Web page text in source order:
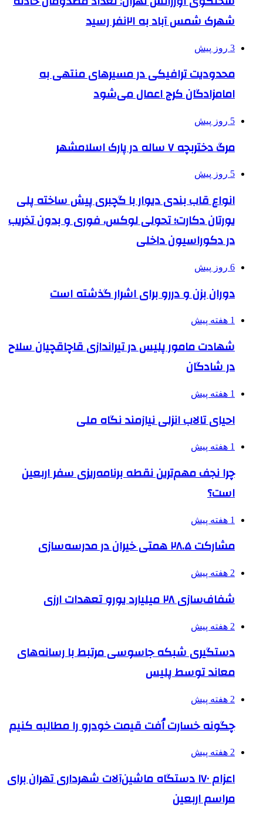
شهرک شمس آباد به ۲۱نفر رسید
3 روز پیش
محدودیت ترافیکی در مسیرهای منتهی به
امامزادگان کرج اعمال می‌شود
5 روز پیش
مرگ دختربچه ۷ ساله در پارک اسلامشهر
5 روز پیش
انواع قاب بندی دیوار با گچبری پیش ساخته پلی
یورتان دکارت؛ تحولی لوکس، فوری و بدون تخریب
در دکوراسیون داخلی
6 روز پیش
دوران بزن و دررو برای اشرار گذشته است
1 هفته پیش
شهادت مامور پلیس در تیراندازی قاچاقچیان سلاح
در شادگان
1 هفته پیش
احیای تالاب انزلی نیازمند نگاه ملی
1 هفته پیش
چرا نجف مهم‌ترین نقطه برنامه‌ریزی سفر اربعین
است؟
1 هفته پیش
مشارکت ۲۸.۵ همتی خیران در مدرسه‌سازی
2 هفته پیش
شفاف‌سازی ۲۸ میلیارد یورو تعهدات ارزی
2 هفته پیش
دستگیری شبکه جاسوسی مرتبط با رسانه‌های
معاند توسط پلیس
2 هفته پیش
چگونه خسارت اُفت قیمت خودرو را مطالبه کنیم
2 هفته پیش
اعزام ۱۷۰ دستگاه ماشین‌آلات شهرداری تهران برای
مراسم اربعین